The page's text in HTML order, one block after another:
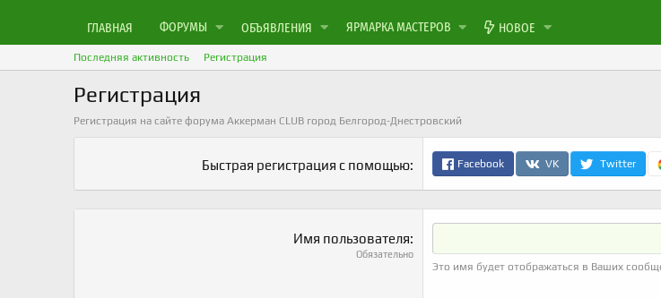
ГЛАВНАЯ ФОРУМЫ ОБЪЯВЛЕНИЯ ЯРМАРКА МАСТЕРОВ НОВОЕ
Последняя активность Регистрация
Регистрация
Регистрация на сайте форума Аккерман CLUB город Белгород-Днестровский
Быстрая регистрация с помощью Facebook VK Twitter
Имя пользователя
Обязательно
Это имя будет отображаться в Ваших